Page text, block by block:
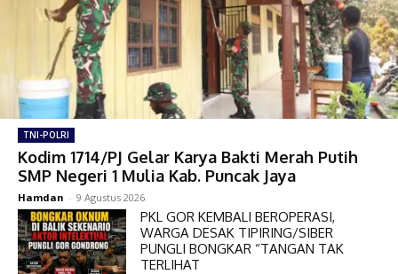
TNI-POLRI
Kodim 1714/PJ Gelar Karya Bakti Merah Putih
SMP Negeri 1 Mulia Kab. Puncak Jaya
Hamdan - 9 Agustus 2026
PKL GOR KEMBALI BEROPERASI,
WARGA DESAK TIPIRING/SIBER
PUNGLI BONGKAR “TANGAN TAK
TERLIHAT